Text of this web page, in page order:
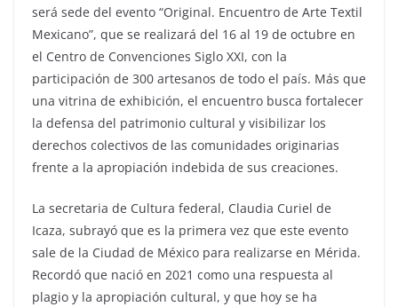
será sede del evento “Original. Encuentro de Arte Textil
Mexicano”, que se realizará del 16 al 19 de octubre en
el Centro de Convenciones Siglo XXI, con la
participación de 300 artesanos de todo el país. Más que
una vitrina de exhibición, el encuentro busca fortalecer
la defensa del patrimonio cultural y visibilizar los
derechos colectivos de las comunidades originarias
frente a la apropiación indebida de sus creaciones.
La secretaria de Cultura federal, Claudia Curiel de
Icaza, subrayó que es la primera vez que este evento
sale de la Ciudad de México para realizarse en Mérida.
Recordó que nació en 2021 como una respuesta al
plagio y la apropiación cultural, y que hoy se ha